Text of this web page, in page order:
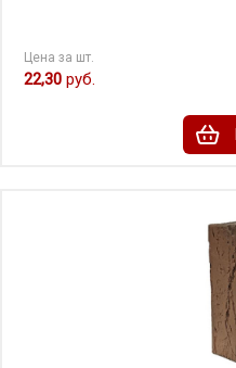
Цена за шт.
22,30 руб.